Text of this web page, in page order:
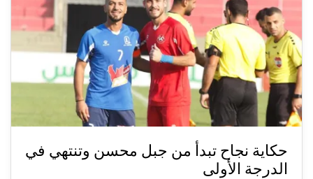
حكاية نجاح تبدأ من جبل محسن وتنتهي في
الدرجة الأولى